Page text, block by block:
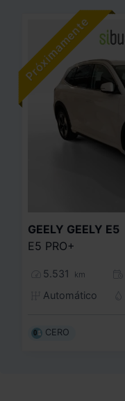
GEELY GEELY E5
E5 PRO+
5.531 km
Automático
CERO